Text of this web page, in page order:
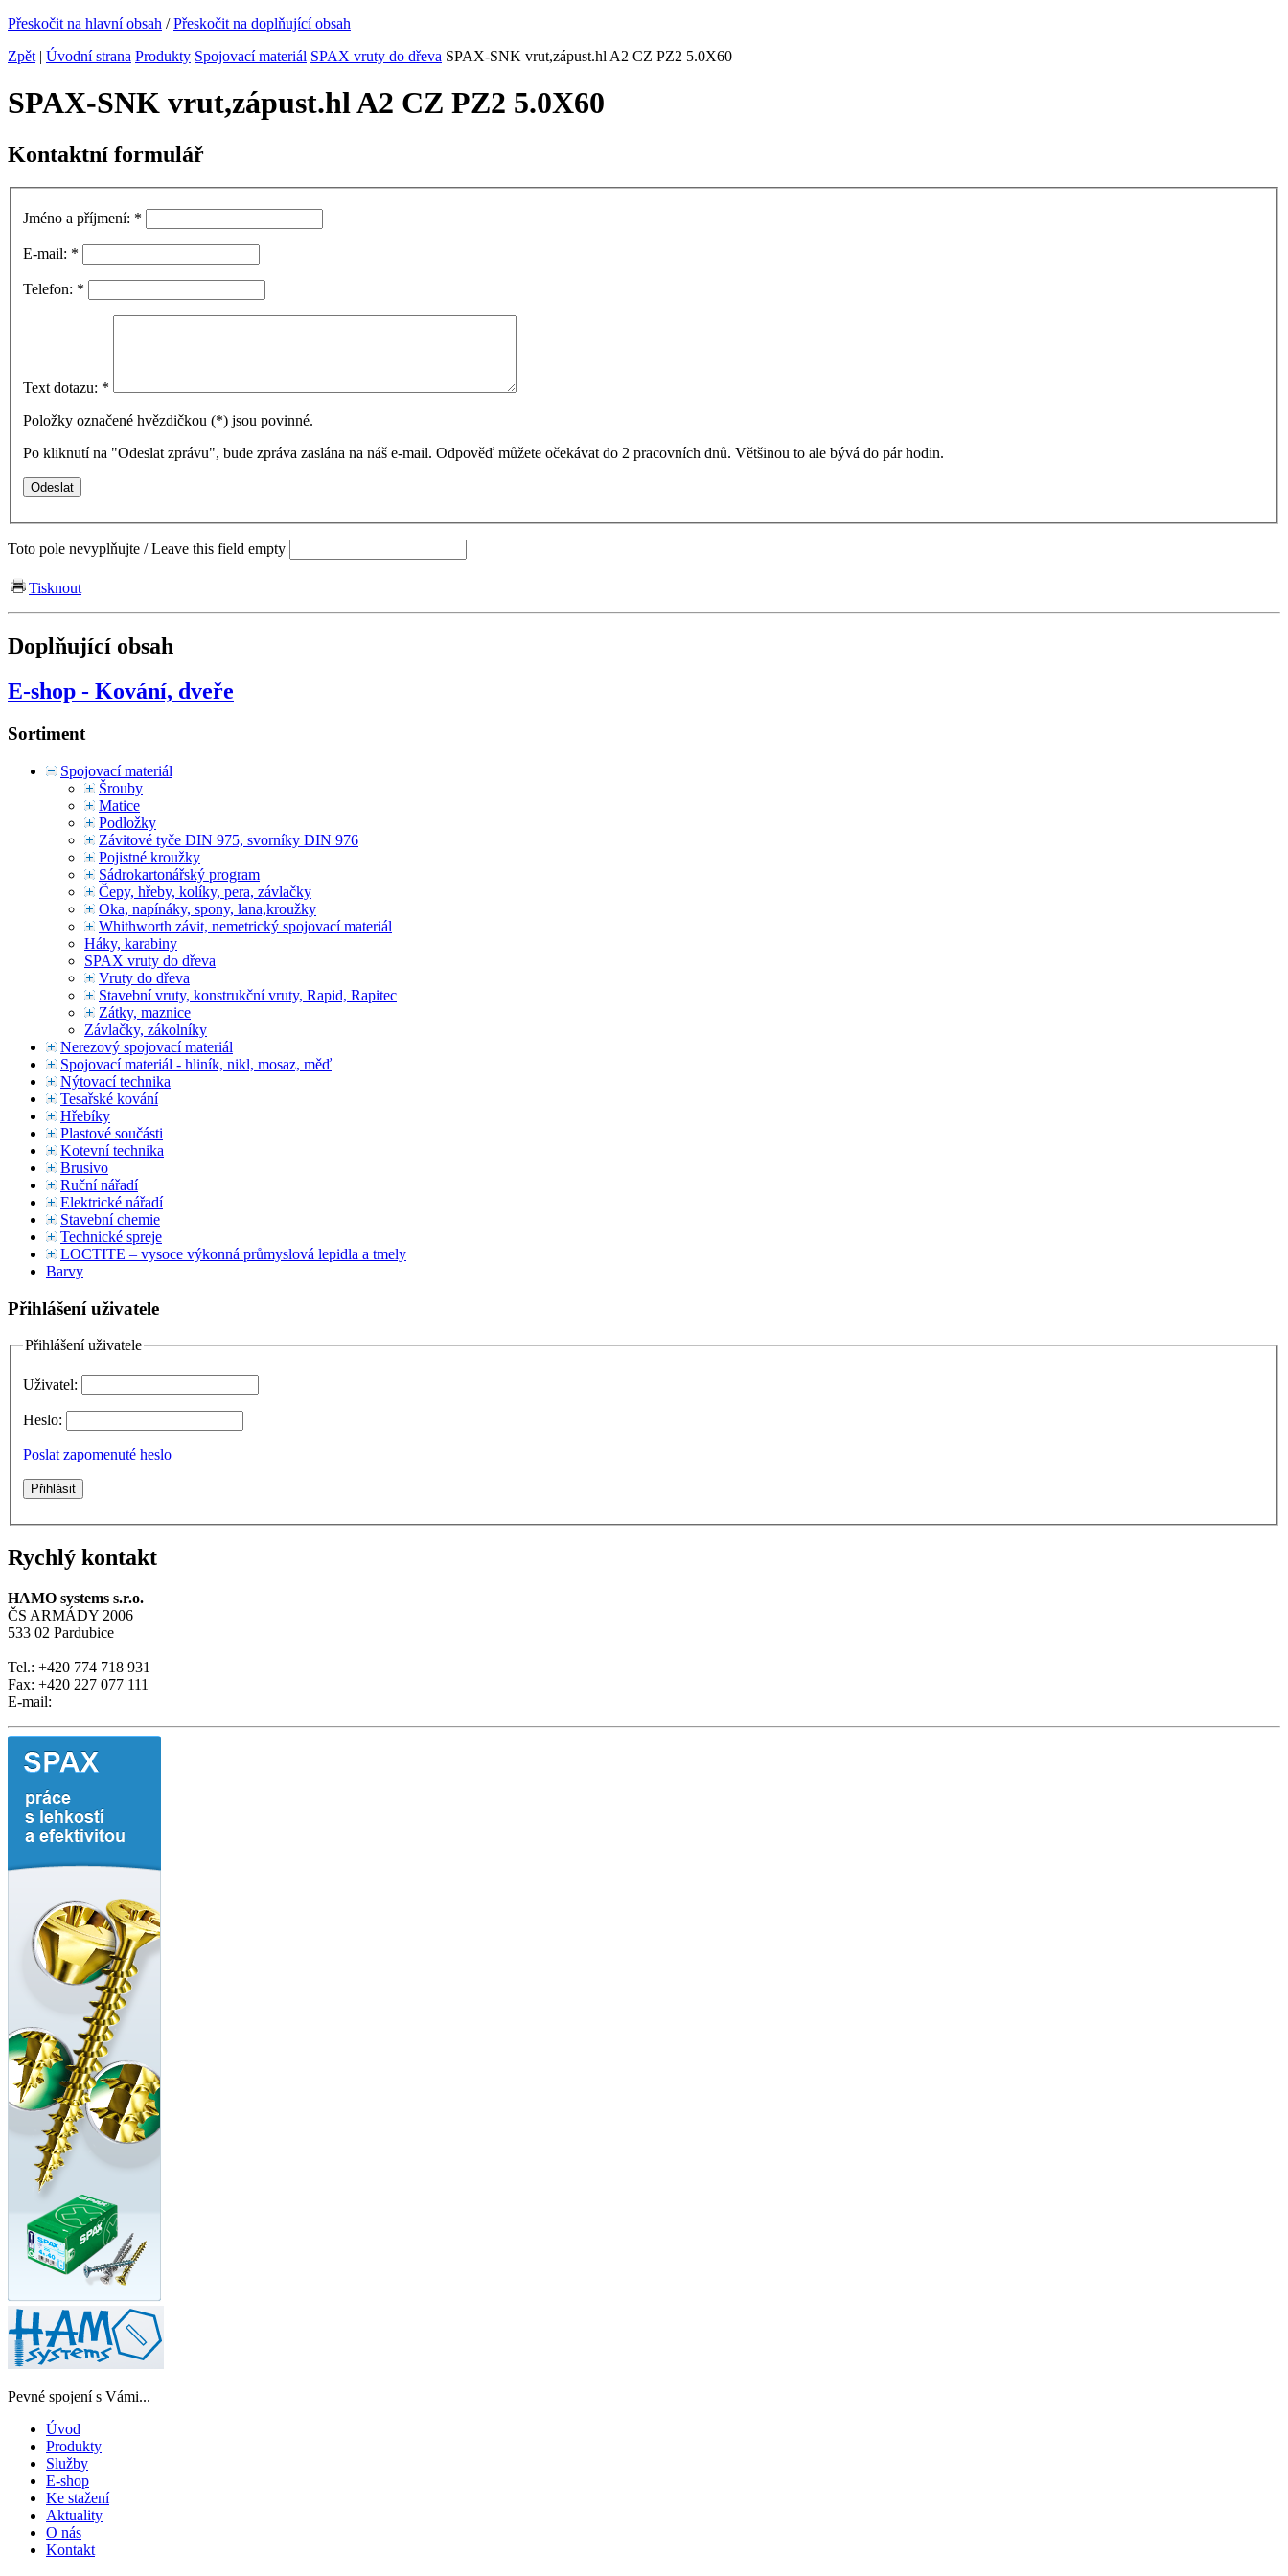
Přeskočit na hlavní obsah /Přeskočit na doplňující obsah
Zpět | Úvodní strana Produkty Spojovací materiál SPAX vruty do dřeva SPAX-SNK vrut,zápust.hl A2 CZ PZ2 5.0X60
SPAX-SNK vrut,zápust.hl A2 CZ PZ2 5.0X60
Kontaktní formulář
Jméno a příjmení: *
E-mail: *
Telefon: *
Text dotazu: *
Položky označené hvězdičkou (*) jsou povinné.
Po kliknutí na "Odeslat zprávu", bude zpráva zaslána na náš e-mail. Odpověď můžete očekávat do 2 pracovních dnů. Většinou to ale bývá do pár hodin.
Toto pole nevyplňujte / Leave this field empty
Tisknout
Doplňující obsah
E-shop - Kování, dveře
Sortiment
Spojovací materiál
Šrouby
Matice
Podložky
Závitové tyče DIN 975, svorníky DIN 976
Pojistné kroužky
Sádrokartonářský program
Čepy, hřeby, kolíky, pera, závlačky
Oka, napínáky, spony, lana,kroužky
Whithworth závit, nemetrický spojovací materiál
Háky, karabiny
SPAX vruty do dřeva
Vruty do dřeva
Stavební vruty, konstrukční vruty, Rapid, Rapitec
Zátky, maznice
Závlačky, zákolníky
Nerezový spojovací materiál
Spojovací materiál - hliník, nikl, mosaz, měď
Nýtovací technika
Tesařské kování
Hřebíky
Plastové součásti
Kotevní technika
Brusivo
Ruční nářadí
Elektrické nářadí
Stavební chemie
Technické spreje
LOCTITE – vysoce výkonná průmyslová lepidla a tmely
Barvy
Přihlášení uživatele
Přihlášení uživatele
Uživatel:
Heslo:
Poslat zapomenuté heslo
Rychlý kontakt
HAMO systems s.r.o.
ČS ARMÁDY 2006
533 02 Pardubice
Tel.: +420 774 718 931
Fax: +420 227 077 111
E-mail:
Pevné spojení s Vámi...
Úvod
Produkty
Služby
E-shop
Ke stažení
Aktuality
O nás
Kontakt